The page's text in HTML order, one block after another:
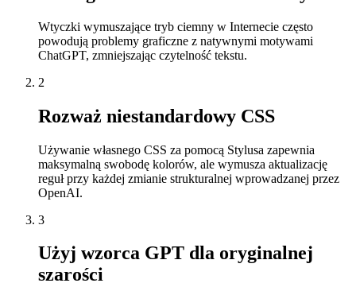
Wtyczki wymuszające tryb ciemny w Internecie często
powodują problemy graficzne z natywnymi motywami
ChatGPT, zmniejszając czytelność tekstu.
2
Rozważ niestandardowy CSS
Używanie własnego CSS za pomocą Stylusa zapewnia
maksymalną swobodę kolorów, ale wymusza aktualizację
reguł przy każdej zmianie strukturalnej wprowadzanej przez
OpenAI.
3
Użyj wzorca GPT dla oryginalnej
szarości